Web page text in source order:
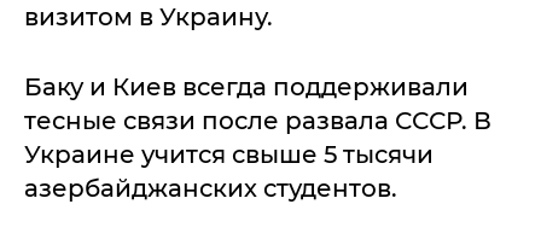
визитом в Украину.
Баку и Киев всегда поддерживали
тесные связи после развала СССР. В
Украине учится свыше 5 тысячи
азербайджанских студентов.